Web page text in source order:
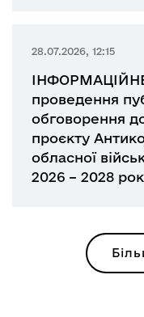
28.07.2026, 12:15
проведення
обговорення
проєкту
обласної
2026 – 2028